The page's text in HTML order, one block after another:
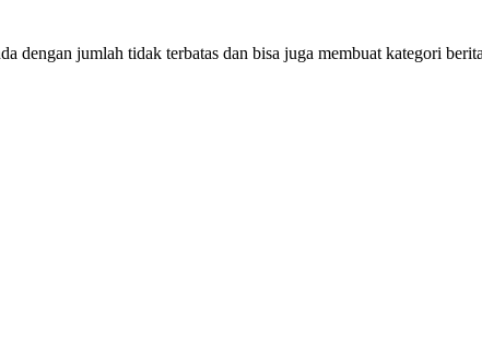
dengan jumlah tidak terbatas dan bisa juga membuat kategori